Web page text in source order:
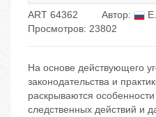
ART 64362 Автор:
Просмотров: 23802
На основе действующего
законодательства и
раскрываются
следственных действий и